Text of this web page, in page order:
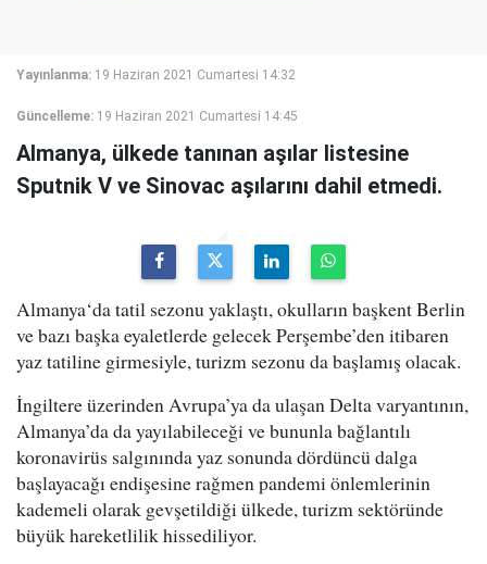
Yayınlanma: 19 Haziran 2021 Cumartesi 14:32
Güncelleme: 19 Haziran 2021 Cumartesi 14:45
Almanya, ülkede tanınan aşılar listesine
Sputnik V ve Sinovac aşılarını dahil etmedi.
Almanya‘da tatil sezonu yaklaştı, okulların başkent Berlin
ve bazı başka eyaletlerde gelecek Perşembe’den itibaren
yaz tatiline girmesiyle, turizm sezonu da başlamış olacak.
İngiltere üzerinden Avrupa’ya da ulaşan Delta varyantının,
Almanya’da da yayılabileceği ve bununla bağlantılı
koronavirüs salgınında yaz sonunda dördüncü dalga
başlayacağı endişesine rağmen pandemi önlemlerinin
kademeli olarak gevşetildiği ülkede, turizm sektöründe
büyük hareketlilik hissediliyor.